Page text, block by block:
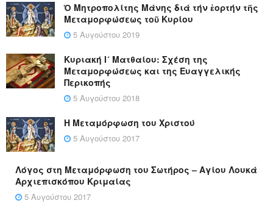
Ὁ Μητροπολίτης Μάνης διά τήν ἑορτήν τῆς
Μεταμορφώσεως τοῦ Κυρίου
5 Αυγούστου 2019
Κυριακή Ι´ Ματθαίου: Σχέση της
Μεταμορφώσεως και της Ευαγγελικής
Περικοπής
5 Αυγούστου 2018
Η Μεταμόρφωση του Χριστού
5 Αυγούστου 2017
Λόγος στη Μεταμόρφωση του Σωτήρος – Αγίου Λουκά
Αρχιεπισκόπου Κριμαίας
5 Αυγούστου 2017